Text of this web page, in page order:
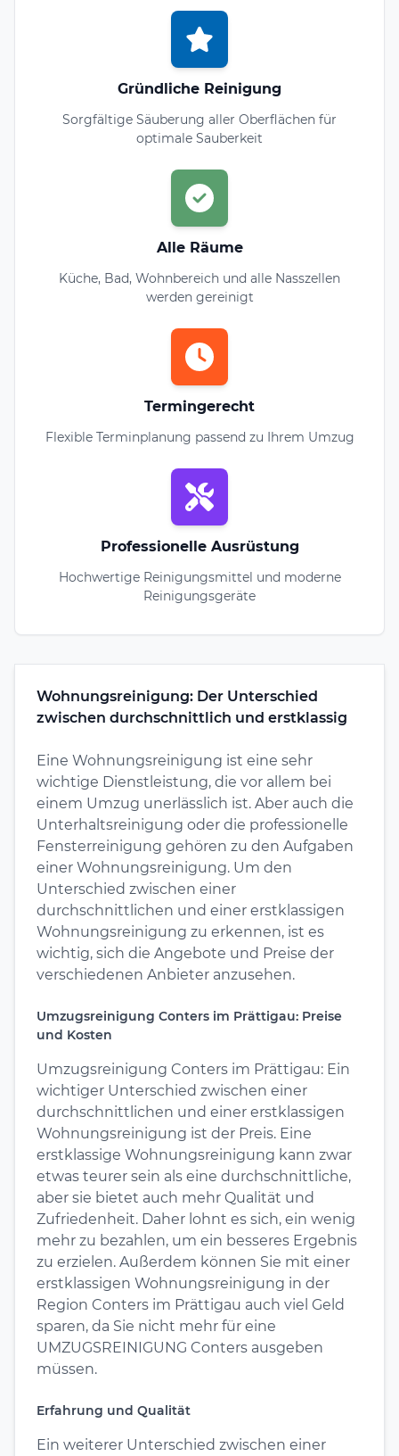
Gründliche Reinigung
Sorgfältige Säuberung aller Oberflächen für
optimale Sauberkeit
Alle Räume
Küche, Bad, Wohnbereich und alle Nasszellen
werden gereinigt
Termingerecht
Flexible Terminplanung passend zu Ihrem Umzug
Professionelle Ausrüstung
Hochwertige Reinigungsmittel und moderne
Reinigungsgeräte
Wohnungsreinigung: Der Unterschied
zwischen durchschnittlich und erstklassig
Eine Wohnungsreinigung ist eine sehr
wichtige Dienstleistung, die vor allem bei
einem Umzug unerlässlich ist. Aber auch die
Unterhaltsreinigung oder die professionelle
Fensterreinigung gehören zu den Aufgaben
einer Wohnungsreinigung. Um den
Unterschied zwischen einer
durchschnittlichen und einer erstklassigen
Wohnungsreinigung zu erkennen, ist es
wichtig, sich die Angebote und Preise der
verschiedenen Anbieter anzusehen.
Umzugsreinigung Conters im Prättigau: Preise
und Kosten
Umzugsreinigung Conters im Prättigau: Ein
wichtiger Unterschied zwischen einer
durchschnittlichen und einer erstklassigen
Wohnungsreinigung ist der Preis. Eine
erstklassige Wohnungsreinigung kann zwar
etwas teurer sein als eine durchschnittliche,
aber sie bietet auch mehr Qualität und
Zufriedenheit. Daher lohnt es sich, ein wenig
mehr zu bezahlen, um ein besseres Ergebnis
zu erzielen. Außerdem können Sie mit einer
erstklassigen Wohnungsreinigung in der
Region Conters im Prättigau auch viel Geld
sparen, da Sie nicht mehr für eine
UMZUGSREINIGUNG Conters ausgeben
müssen.
Erfahrung und Qualität
Ein weiterer Unterschied zwischen einer